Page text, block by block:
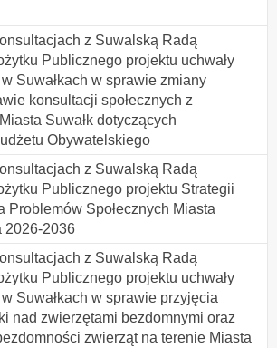
z Suwalską Radą
Publicznego projektu uchwały
Suwałkach w sprawie zmiany
konsultacji społecznych z
Suwałk dotyczących
Obywatelskiego
z Suwalską Radą
Publicznego projektu Strategii
Problemów Społecznych Miasta
2026-2036
z Suwalską Radą
Publicznego projektu uchwały
Suwałkach w sprawie przyjęcia
nad zwierzętami bezdomnymi oraz
zwierząt na terenie Miasta